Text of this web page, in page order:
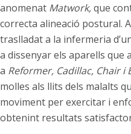
anomenat Matwork,que
correcta alineació postural.
traslladat a la infermeria
a dissenyar els aparells que
a Reformer, Cadillac, Chair i
molles als llits dels malalts
moviment per exercitar i
obtenint resultats